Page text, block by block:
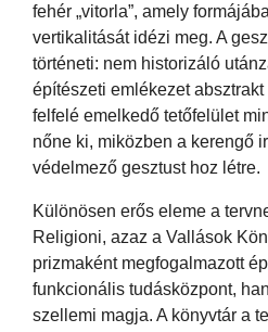
fehér „vitorla”, amely
vertikalitását idézi meg. A
történeti: nem historizáló
építészeti emlékezet
felfelé emelkedő tetőfelület
nőne ki, miközben a kerengő
védelmező gesztust hoz létre.
Különösen erős eleme a
Religioni, azaz a Vallások
prizmaként megfogalmazott
funkcionális tudásközpont,
szellemi magja. A könyvtár a